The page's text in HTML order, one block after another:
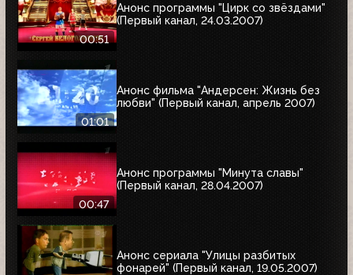
00:51
Анонс программы "Цирк со звёздами"
(Первый канал, 24.03.2007)
01:01
Анонс фильма "Андерсен: Жизнь без
любви" (Первый канал, апрель 2007)
00:47
Анонс программы "Минута славы"
(Первый канал, 28.04.2007)
Анонс сериала "Улицы разбитых
фонарей" (Первый канал, 19.05.2007)